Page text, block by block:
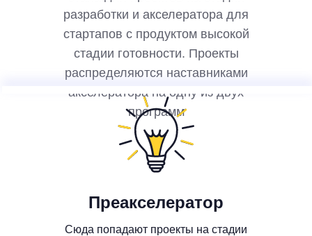
Преакселератор
разработки и акселератора для
стартапов с продуктом высокой
стадии готовности. Проекты
распределяются наставниками
акселератора на одну из двух
программ
Сюда попадают проекты на стадии